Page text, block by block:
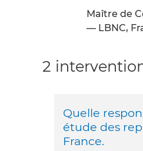
Maître de
— LBNC,
2
Quelle
étude des
France.